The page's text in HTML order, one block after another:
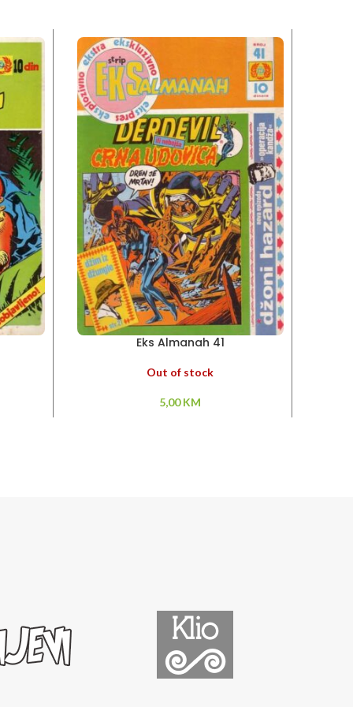
Eks Almanah 41
Out of stock
5,00KM